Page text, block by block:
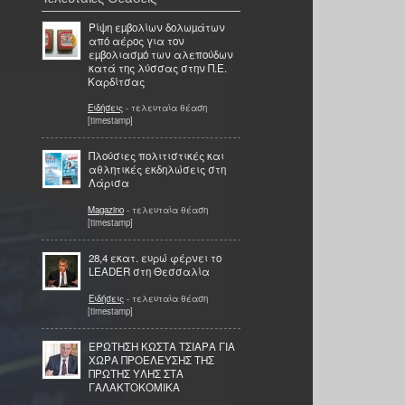
Ρίψη εµβολίων δολωµάτων
από αέρος για τον
εµβολιασµό των αλεπούδων
κατά της λύσσας στην Π.Ε.
Καρδίτσας
Ειδήσεις - τελευταία θέαση
[timestamp]
Πλούσιες πολιτιστικές και
αθλητικές εκδηλώσεις στη
Λάρισα
Magazino - τελευταία θέαση
[timestamp]
28,4 εκατ. ευρώ φέρνει το
LEADER στη Θεσσαλία
Ειδήσεις - τελευταία θέαση
[timestamp]
ΕΡΩΤΗΣΗ ΚΩΣΤΑ ΤΣΙΑΡΑ ΓΙΑ
ΧΩΡΑ ΠΡΟΕΛΕΥΣΗΣ ΤΗΣ
ΠΡΩΤΗΣ ΥΛΗΣ ΣΤΑ
ΓΑΛΑΚΤΟΚΟΜΙΚΑ